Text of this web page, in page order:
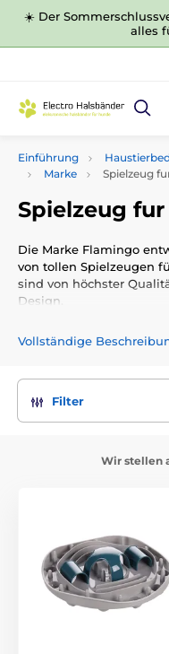
☀️ Der
alles
Einführung
Marke
Spielzeug
Spielzeug
Die Marke Flamingo
von tollen Spielzeugen
sind von höchster
Design.
Vollständige
Filter
Wir stellen